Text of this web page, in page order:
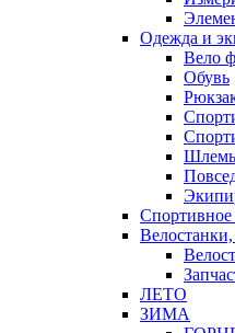
Одежда и
Вело
Обувь
Спортивное
ЛЕТО
ЗИМА